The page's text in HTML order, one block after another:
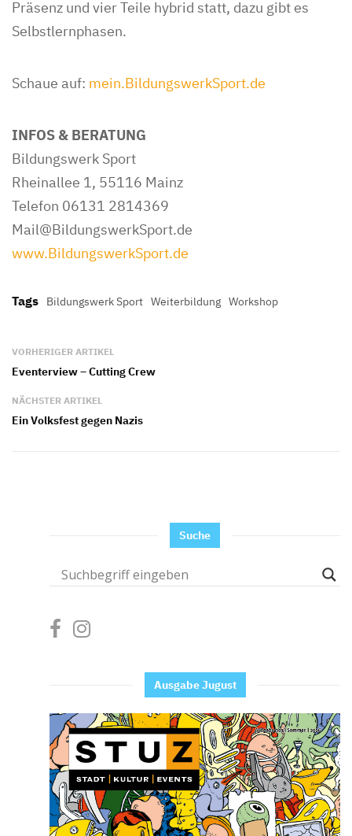
Präsenz und vier Teile hybrid statt, dazu gibt es
Selbstlernphasen.
Schaue auf: mein.BildungswerkSport.de
INFOS & BERATUNG
Bildungswerk Sport
Rheinallee 1, 55116 Mainz
Telefon 06131 2814369
Mail@BildungswerkSport.de
www.BildungswerkSport.de
Tags Bildungswerk Sport Weiterbildung Workshop
VORHERIGER ARTIKEL
Eventerview – Cutting Crew
NÄCHSTER ARTIKEL
Ein Volksfest gegen Nazis
Suche
Ausgabe Jugust